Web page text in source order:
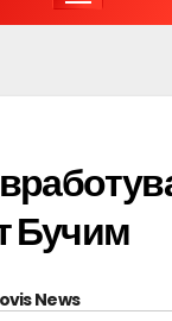
Бучим
News